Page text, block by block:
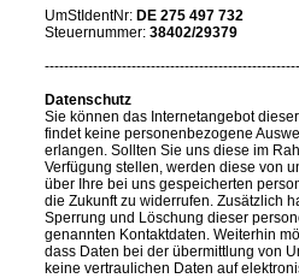
UmStIdentNr: DE 275 497 732
Steuernummer: 38402/29379
Datenschutz
Sie können das Internetangebot
findet keine personenbezogene
erlangen. Sollten Sie uns diese im
Verfügung stellen, werden diese von
über Ihre bei uns gespeicherten
die Zukunft zu widerrufen. Zusätzlich
Sperrung und Löschung dieser
genannten Kontaktdaten. Weiterhin
dass Daten bei der übermittlung von
keine vertraulichen Daten auf